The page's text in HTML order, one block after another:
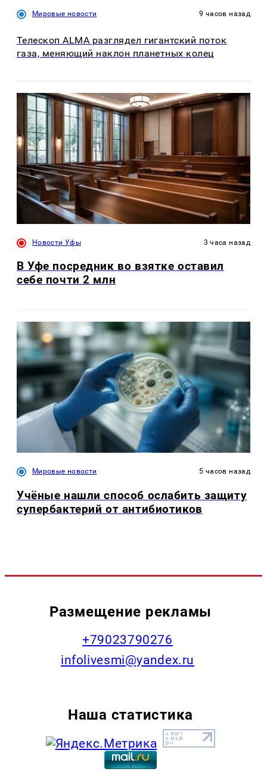
Мировые новости 9 часов назад
Телескоп ALMA разглядел гигантский поток
газа, меняющий наклон планетных колец
Новости Уфы 3 часа назад
В Уфе посредник во взятке оставил
себе почти 2 млн
Мировые новости 5 часов назад
Учёные нашли способ ослабить защиту
супербактерий от антибиотиков
Размещение рекламы
+79023790276
infolivesmi@yandex.ru
Наша статистика